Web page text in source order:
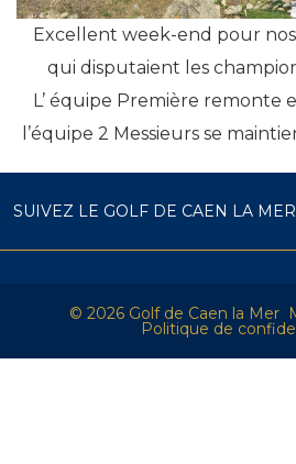
Excellent week-end pour
qui disputaient les
L’ équipe Première remonte
l’équipe 2 Messieurs se
SUIVEZ LE GOLF DE CAEN LA
© 2026 Golf de Caen la Mer
Politique de